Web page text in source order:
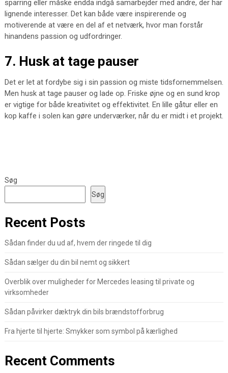
sparring eller måske endda indgå samarbejder med andre, der har
lignende interesser. Det kan både være inspirerende og
motiverende at være en del af et netværk, hvor man forstår
hinandens passion og udfordringer.
7. Husk at tage pauser
Det er let at fordybe sig i sin passion og miste tidsfornemmelsen.
Men husk at tage pauser og lade op. Friske øjne og en sund krop
er vigtige for både kreativitet og effektivitet. En lille gåtur eller en
kop kaffe i solen kan gøre underværker, når du er midt i et projekt.
Søg
Søg
Recent Posts
Sådan finder du ud af, hvem der ringede til dig
Sådan sælger du din bil nemt og sikkert
Overblik over muligheder for Mercedes leasing til private og
virksomheder
Sådan påvirker dæktryk din bils brændstofforbrug
Fra hjerte til hjerte: Smykker som symbol på kærlighed
Recent Comments